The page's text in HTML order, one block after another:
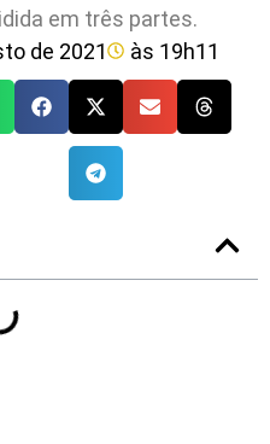
em três partes.
de 2021 às 19h11